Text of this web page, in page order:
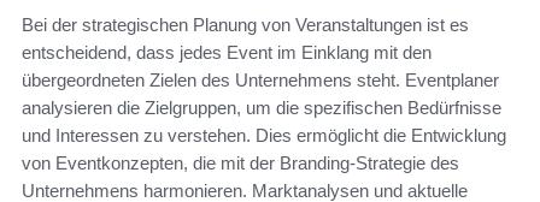
Bei der strategischen Planung von Veranstaltungen ist es
entscheidend, dass jedes Event im Einklang mit den
übergeordneten Zielen des Unternehmens steht. Eventplaner
analysieren die Zielgruppen, um die spezifischen Bedürfnisse
und Interessen zu verstehen. Dies ermöglicht die Entwicklung
von Eventkonzepten, die mit der Branding-Strategie des
Unternehmens harmonieren. Marktanalysen und aktuelle